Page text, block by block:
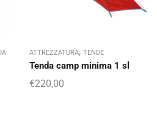
ATTREZZATURA, TENDE
Tenda camp minima 1 sl
€220,00